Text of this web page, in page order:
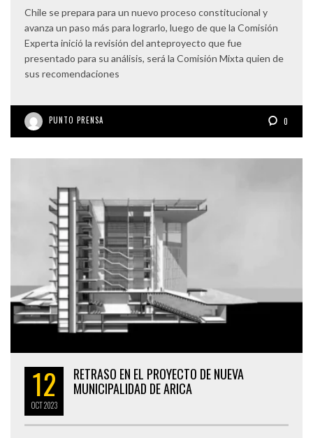
Chile se prepara para un nuevo proceso constitucional y
avanza un paso más para lograrlo, luego de que la Comisión
Experta inició la revisión del anteproyecto que fue
presentado para su análisis, será la Comisión Mixta quien de
sus recomendaciones
PUNTO PRENSA 0
12
OCT2023
RETRASO EN EL PROYECTO DE NUEVA
MUNICIPALIDAD DE ARICA